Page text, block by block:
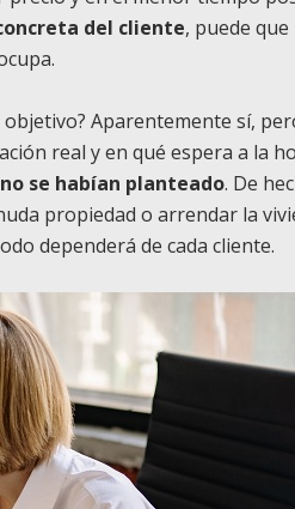
del cliente, puede que
Aparentemente sí,
real y en qué espera a la
se habían planteado. De
propiedad o arrendar la
dependerá de cada cliente.